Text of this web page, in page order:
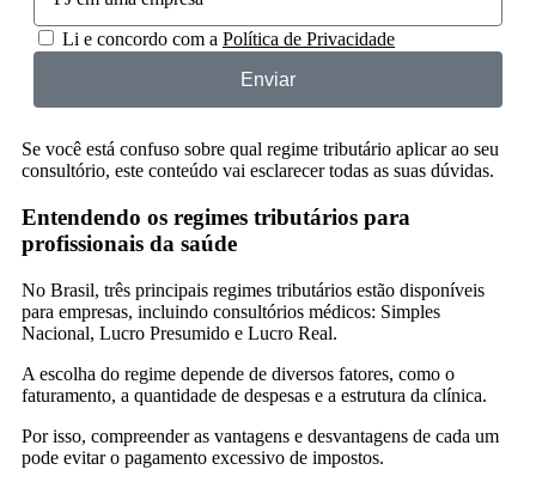
Li e concordo com a Política de Privacidade
Enviar
Se você está confuso sobre qual regime tributário aplicar ao seu
consultório, este conteúdo vai esclarecer todas as suas dúvidas.
Entendendo os regimes tributários para
profissionais da saúde
No Brasil, três principais regimes tributários estão disponíveis
para empresas, incluindo consultórios médicos: Simples
Nacional, Lucro Presumido e Lucro Real.
A escolha do regime depende de diversos fatores, como o
faturamento, a quantidade de despesas e a estrutura da clínica.
Por isso, compreender as vantagens e desvantagens de cada um
pode evitar o pagamento excessivo de impostos.